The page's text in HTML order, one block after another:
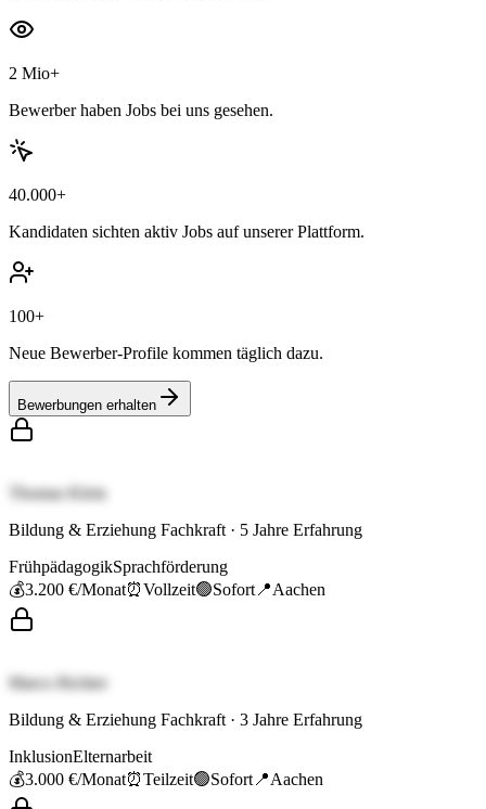
2 Mio+
Bewerber haben Jobs bei uns gesehen.
40.000+
Kandidaten sichten aktiv Jobs auf unserer Plattform.
100+
Neue Bewerber-Profile kommen täglich dazu.
Bewerbungen erhalten
Thomas Klein
Bildung & Erziehung Fachkraft · 5 Jahre Erfahrung
FrühpädagogikSprachförderung
💰3.200 €/Monat⏰Vollzeit🟢Sofort 📍Aachen
Marco Richter
Bildung & Erziehung Fachkraft · 3 Jahre Erfahrung
InklusionElternarbeit
💰3.000 €/Monat⏰Teilzeit🟢Sofort 📍Aachen